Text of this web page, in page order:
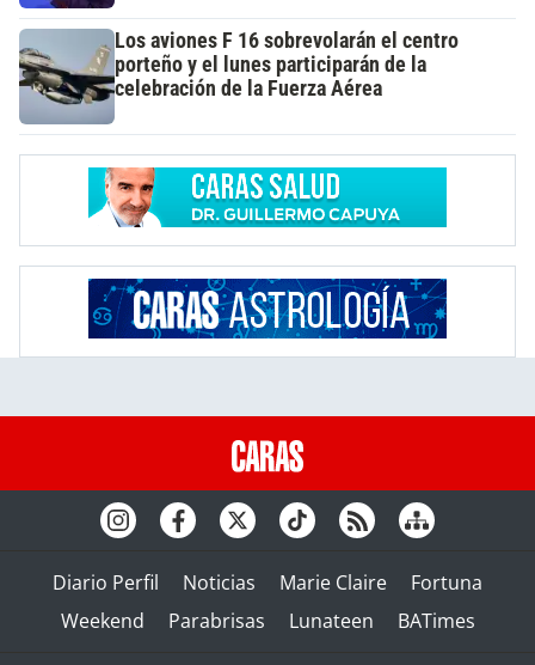
Los aviones F 16 sobrevolarán el centro
porteño y el lunes participarán de la
celebración de la Fuerza Aérea
Diario Perfil Noticias Marie Claire
Fortuna
Weekend
Parabrisas Lunateen BATimes